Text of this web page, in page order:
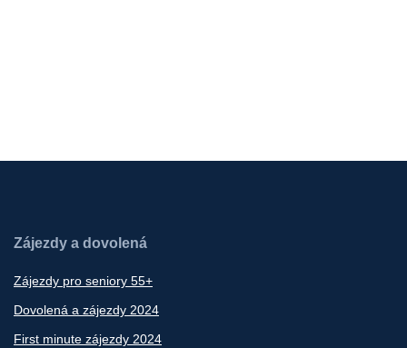
Zájezdy a dovolená
Zájezdy pro seniory 55+
Dovolená a zájezdy 2024
First minute zájezdy 2024